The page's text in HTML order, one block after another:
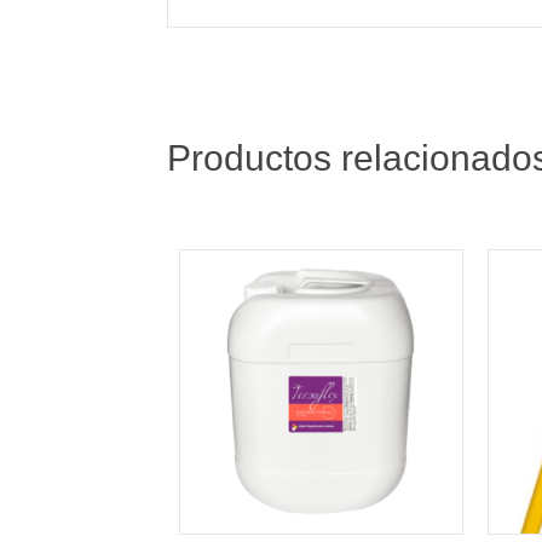
Productos